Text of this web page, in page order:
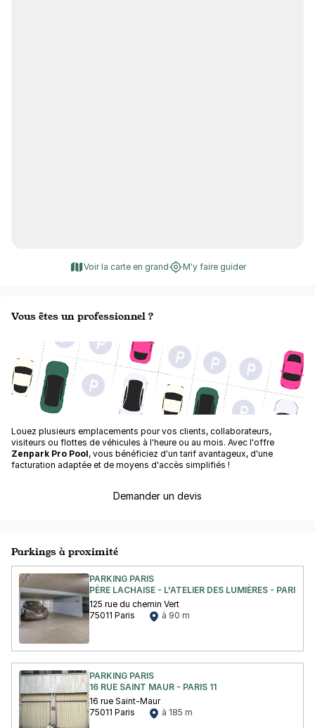
Voir la carte en grand M'y faire guider
Vous êtes un professionnel ?
Louez plusieurs emplacements pour vos clients, collaborateurs,
visiteurs ou flottes de véhicules à l'heure ou au mois. Avec l'offre
Zenpark Pro Pool, vous bénéficiez d'un tarif avantageux, d'une
facturation adaptée et de moyens d'accès simplifiés !
Demander un devis
Parkings à proximité
PARKING PARIS
PÈRE LACHAISE - L'ATELIER DES LUMIÈRES - PARIS
125 rue du chemin Vert
75011 Paris
à 90 m
PARKING PARIS
16 RUE SAINT MAUR - PARIS 11
16 rue Saint-Maur
75011 Paris
à 185 m